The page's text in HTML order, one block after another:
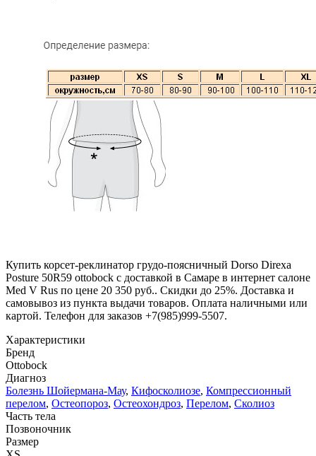
Купить корсет-реклинатор грудо-поясничный Dorso Direxa
Posture 50R59 ottobock с доставкой в Самаре в интернет салоне
Med V Rus по цене 20 350 руб.. Скидки до 25%. Доставка и
самовывоз из пункта выдачи товаров. Оплата наличными или
картой. Телефон для заказов +7(985)999-5507.
Характеристики
Бренд
Ottobock
Диагноз
Болезнь Шойермана-Мау, Кифосколиозе, Компрессионный
перелом, Остеопороз, Остеохондроз, Перелом, Сколиоз
Часть тела
Позвоночник
Размер